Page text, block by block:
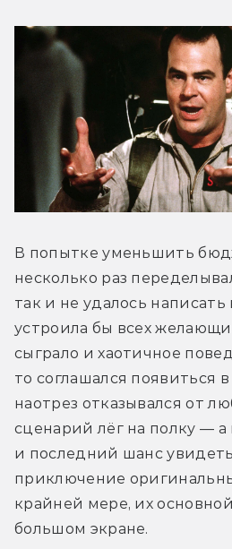
В попытке уменьшить
несколько раз
так и не удалось
устроила бы всех
сыграло и хаотичное
то соглашался появиться
наотрез отказывался от
сценарий лёг на полку —
и последний шанс
приключение
крайней мере, их
большом экране.